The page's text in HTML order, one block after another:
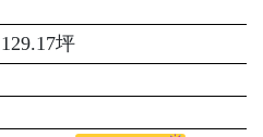
129.17坪